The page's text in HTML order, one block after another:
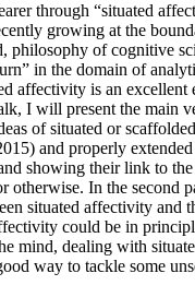
through “situated
growing at the
philosophy of cognitive
in the domain of
affectivity is an
I will present the main
of situated or
and properly
showing their link to
otherwise. In the second
situated affectivity and
could be in
mind, dealing with
way to tackle some